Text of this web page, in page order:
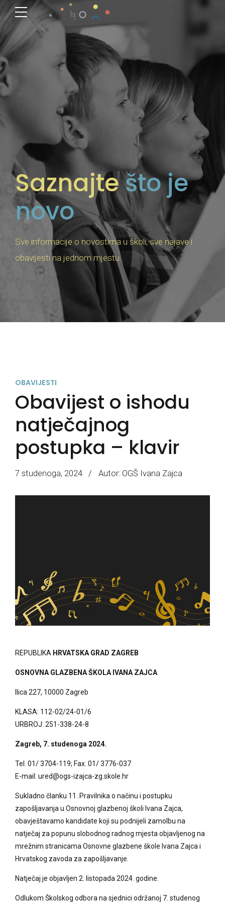
Saznajtešto je
novo
Sve informacije o novostima u školi, sve najave i
obavijesti na jednom mjestu.
OBAVIJESTI
Obavijest o ishodu
natječajnog
postupka – klavir
7 studenoga, 2024 Autor: OGŠ Ivana Zajca
REPUBLIKA HRVATSKA GRAD ZAGREB
OSNOVNA GLAZBENA ŠKOLA IVANA ZAJCA
Ilica 227, 10000 Zagreb
KLASA: 112-02/24-01/6
URBROJ: 251-338-24-8
Zagreb, 7. studenoga 2024.
Tel. 01/ 3704-119; Fax. 01/ 3776-037
E-mail: ured@ogs-izajca-zg.skole.hr
Sukladno članku 11. Pravilnika o načinu i postupku
zapošljavanja u Osnovnoj glazbenoj školi Ivana Zajca,
obavještavamo kandidate koji su podnijeli zamolbu na
natječaj za popunu slobodnog radnog mjesta objavljenog na
mrežnim stranicama Osnovne glazbene škole Ivana Zajca i
Hrvatskog zavoda za zapošljavanje.
Natječaj je objavljen 2. listopada 2024. godine.
Odlukom Školskog odbora na sjednici održanoj 7. studenog